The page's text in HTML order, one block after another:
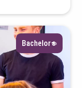
Bachelor